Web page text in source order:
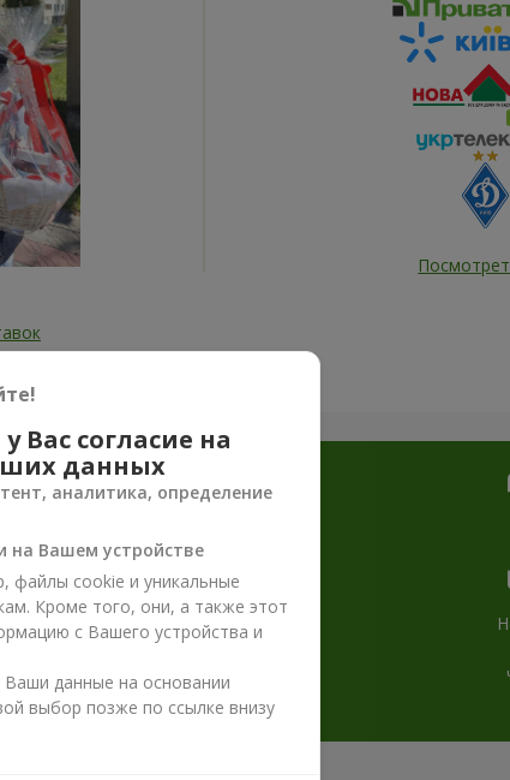
Вас согласие на
данных
аналитика, определение
на Вашем устройстве
файлы cookie и уникальные
Кроме того, они, а также этот
с Вашего устройства и
данные на основании
выбор позже по ссылке внизу